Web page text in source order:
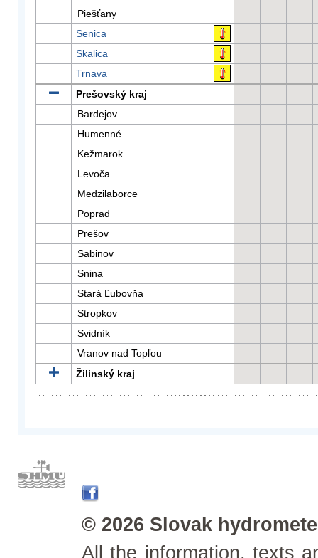
Piešťany
Senica
Skalica
Trnava
Prešovský kraj
Bardejov
Humenné
Kežmarok
Levoča
Medzilaborce
Poprad
Prešov
Sabinov
Snina
Stará Ľubovňa
Stropkov
Svidník
Vranov nad Topľou
Žilinský kraj
© 2026 Slovak
All the information, texts